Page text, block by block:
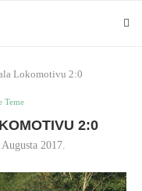
Lokomotivu 2:0
Teme
2:0
2017.